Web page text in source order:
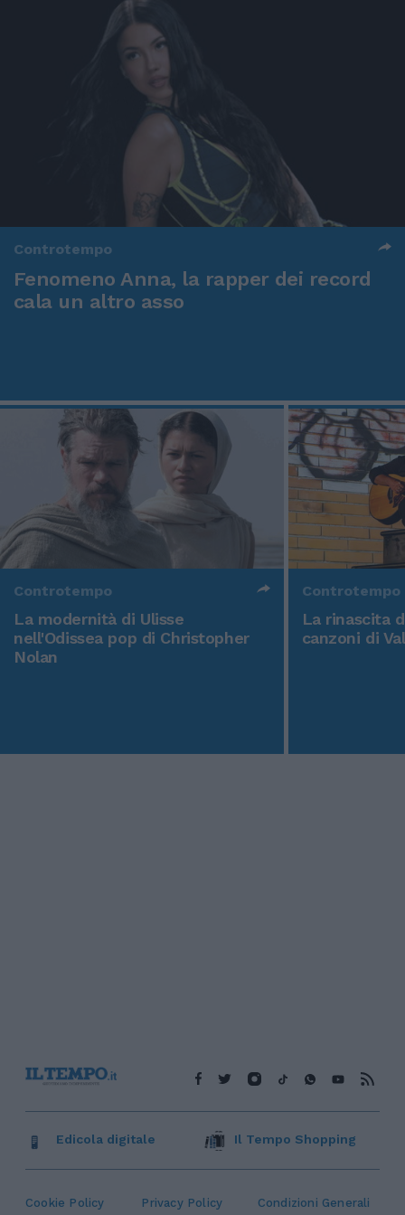
Controtempo
Fenomeno Anna, la rapper dei record
cala un altro asso
Controtempo
La modernità di Ulisse
nell'Odissea pop di Christopher
Nolan
Controtempo
La rinascita
canzoni di
Cookie Policy Privacy Policy Condizioni Generali
Edicola digitale Il Tempo Shopping